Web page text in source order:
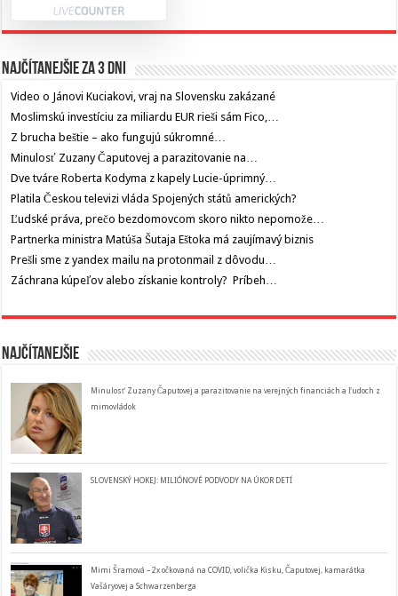
Najčítanejšie za 3 dni
Video o Jánovi Kuciakovi, vraj na Slovensku zakázané
Moslimskú investíciu za miliardu EUR rieši sám Fico,…
Z brucha beštie – ako fungujú súkromné…
Minulosť Zuzany Čaputovej a parazitovanie na…
Dve tváre Roberta Kodyma z kapely Lucie-úprimný…
Platila Českou televizi vláda Spojených států amerických?
Ľudské práva, prečo bezdomovcom skoro nikto nepomože…
Partnerka ministra Matúša Šutaja Eštoka má zaujímavý biznis
Prešli sme z yandex mailu na protonmail z dôvodu…
Záchrana kúpeľov alebo získanie kontroly? Príbeh…
Najčítanejšie
Minulosť Zuzany Čaputovej a parazitovanie na verejných financiách a ľudoch z
mimovládok
SLOVENSKÝ HOKEJ: MILIÓNOVÉ PODVODY NA ÚKOR DETÍ
Mimi Šramová – 2x očkovaná na COVID, volička Kisku, Čaputovej, kamarátka
Vašáryovej a Schwarzenberga